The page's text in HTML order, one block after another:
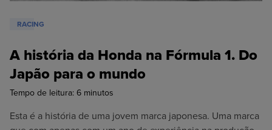
RACING
A história da Honda na Fórmula 1. Do
Japão para o mundo
Tempo de leitura: 6 minutos
Esta é a história de uma jovem marca japonesa. Uma marca